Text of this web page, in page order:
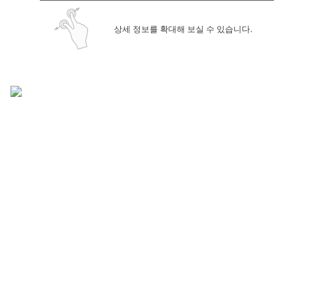
상세 정보를 확대해 보실 수 있습니다.